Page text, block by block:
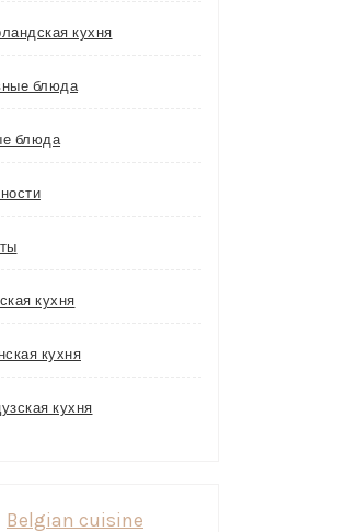
кухня
блюда
блюда
кухня
кухня
кухня
Belgian cuisine